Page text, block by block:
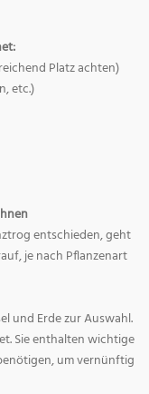
Platz achten)
etc.)
entschieden, geht
je nach Pflanzenart
und Erde zur Auswahl.
Sie enthalten wichtige
um vernünftig